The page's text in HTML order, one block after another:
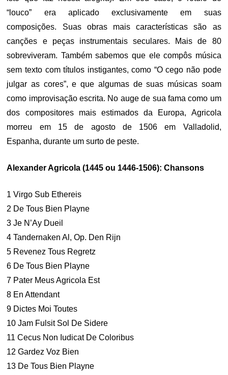
“louco” era aplicado exclusivamente em suas
composições. Suas obras mais características são as
canções e peças instrumentais seculares. Mais de 80
sobreviveram. Também sabemos que ele compôs música
sem texto com títulos instigantes, como “O cego não pode
julgar as cores”, e que algumas de suas músicas soam
como improvisação escrita. No auge de sua fama como um
dos compositores mais estimados da Europa, Agricola
morreu em 15 de agosto de 1506 em Valladolid,
Espanha, durante um surto de peste.
Alexander Agricola (1445 ou 1446-1506): Chansons
1 Virgo Sub Ethereis
2 De Tous Bien Playne
3 Je N’Ay Dueil
4 Tandernaken Al, Op. Den Rijn
5 Revenez Tous Regretz
6 De Tous Bien Playne
7 Pater Meus Agricola Est
8 En Attendant
9 Dictes Moi Toutes
10 Jam Fulsit Sol De Sidere
11 Cecus Non Iudicat De Coloribus
12 Gardez Voz Bien
13 De Tous Bien Playne